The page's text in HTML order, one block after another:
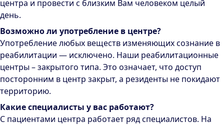
центра и провести с близким Вам человеком целый
день.
Возможно ли употребление в центре?
Употребление любых веществ изменяющих сознание в
реабилитации — исключено. Наши реабилитационные
центры – закрытого типа. Это означает, что доступ
посторонним в центр закрыт, а резиденты не покидают
территорию.
Какие специалисты у вас работают?
С пациентами центра работает ряд специалистов. На